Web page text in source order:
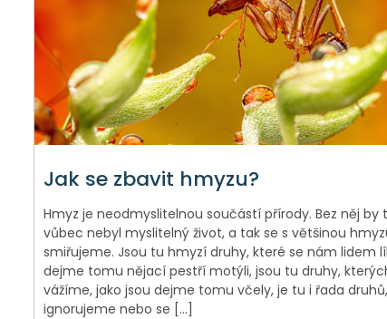
Jak se zbavit hmyzu?
Hmyz je neodmyslitelnou součástí přírody. Bez něj by
vůbec nebyl myslitelný život, a tak se s většinou
smiřujeme. Jsou tu hmyzí druhy, které se nám lidem
dejme tomu nějací pestří motýli, jsou tu druhy,
vážíme, jako jsou dejme tomu včely, je tu i řada
ignorujeme nebo se […]